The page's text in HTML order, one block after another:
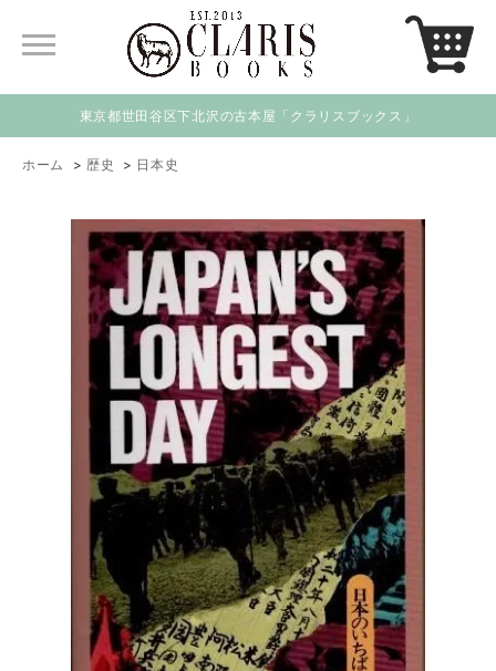
東京都世田谷区下北沢の古本屋「クラリスブックス」
ホーム > 歴史 > 日本史